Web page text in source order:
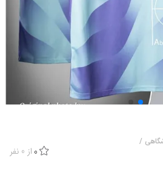
/
0 از 0 نفر